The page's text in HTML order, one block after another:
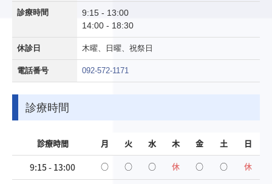
医療安全確保の指針
個人情報保護方針
採用情報
スタッフ紹介
募集要項
診療時間
9:15 - 13:00
14:00 - 18:30
休診日 木曜、日曜、祝祭日
電話番号 092-572-1171
診療時間
診療時間 月 火 水 木 金 土 日
9:15 - 13:00 ○ ○ ○ 休 ○ ○ 休